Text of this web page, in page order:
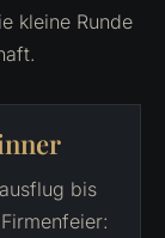
kleine Runde
bis